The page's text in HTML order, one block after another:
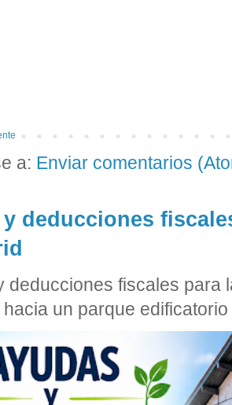
a: Enviar comentarios
deducciones
deducciones fiscales para
un parque